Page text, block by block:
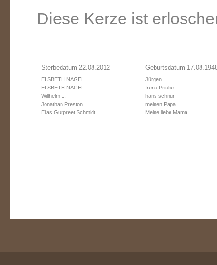
Diese Kerze ist
Sterbedatum 22.08.2012
ELSBETH NAGEL
ELSBETH NAGEL
Willhelm L.
Jonathan Preston
Elias Gurpreet Schmidt
Geburtsdatum
Jürgen
Irene Priebe
hans schnur
meinen Papa
Meine liebe Mama